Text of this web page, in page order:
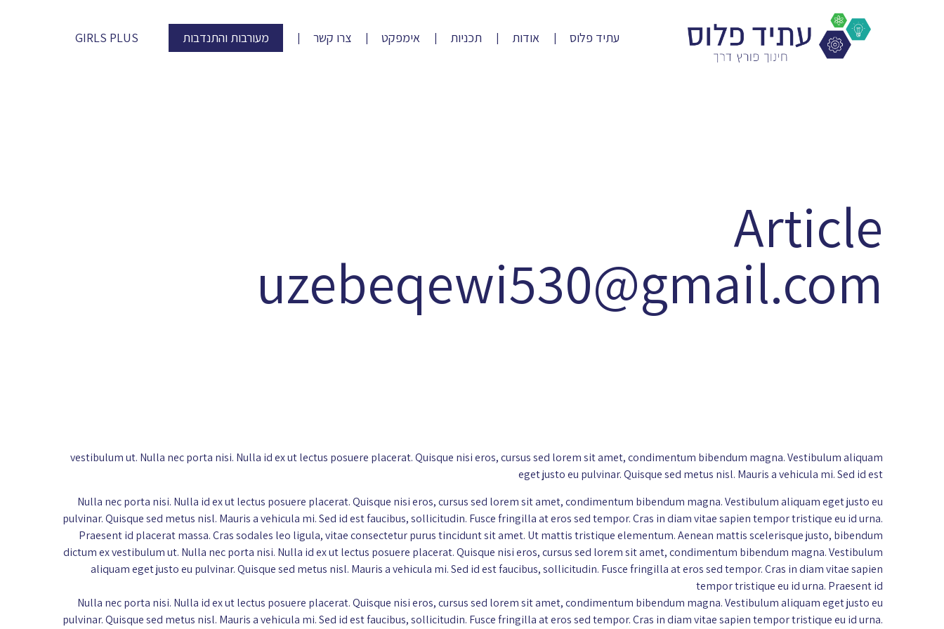
עתיד פלוס אודות תכניות אימפקט צרו קשר מעורבות והתנדבות GIRLS PLUS
Article
uzebeqewi530@gmail.com
vestibulum ut. Nulla nec porta nisi. Nulla id ex ut lectus posuere placerat. Quisque nisi eros, cursus sed lorem sit amet, condimentum bibendum magna. Vestibulum aliquam
eget justo eu pulvinar. Quisque sed metus nisl. Mauris a vehicula mi. Sed id est
Nulla nec porta nisi. Nulla id ex ut lectus posuere placerat. Quisque nisi eros, cursus sed lorem sit amet, condimentum bibendum magna. Vestibulum aliquam eget justo eu
pulvinar. Quisque sed metus nisl. Mauris a vehicula mi. Sed id est faucibus, sollicitudin. Fusce fringilla at eros sed tempor. Cras in diam vitae sapien tempor tristique eu id urna.
Praesent id placerat massa. Cras sodales leo ligula, vitae consectetur purus tincidunt sit amet. Ut mattis tristique elementum. Aenean mattis scelerisque justo, bibendum
dictum ex vestibulum ut. Nulla nec porta nisi. Nulla id ex ut lectus posuere placerat. Quisque nisi eros, cursus sed lorem sit amet, condimentum bibendum magna. Vestibulum
aliquam eget justo eu pulvinar. Quisque sed metus nisl. Mauris a vehicula mi. Sed id est faucibus, sollicitudin. Fusce fringilla at eros sed tempor. Cras in diam vitae sapien
tempor tristique eu id urna. Praesent id
Nulla nec porta nisi. Nulla id ex ut lectus posuere placerat. Quisque nisi eros, cursus sed lorem sit amet, condimentum bibendum magna. Vestibulum aliquam eget justo eu
pulvinar. Quisque sed metus nisl. Mauris a vehicula mi. Sed id est faucibus, sollicitudin. Fusce fringilla at eros sed tempor. Cras in diam vitae sapien tempor tristique eu id urna.